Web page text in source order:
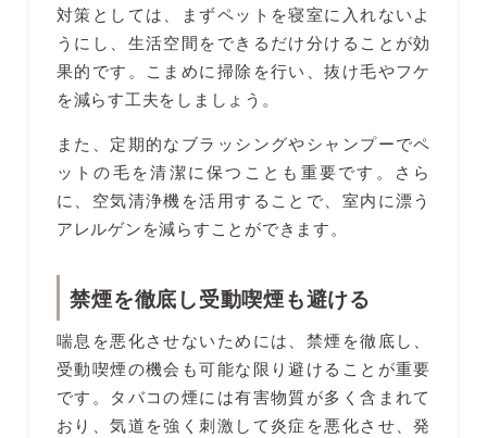
対策としては、まずペットを寝室に入れないよ
うにし、生活空間をできるだけ分けることが効
果的です。こまめに掃除を行い、抜け毛やフケ
を減らす工夫をしましょう。
また、定期的なブラッシングやシャンプーでペ
ットの毛を清潔に保つことも重要です。さら
に、空気清浄機を活用することで、室内に漂う
アレルゲンを減らすことができます。
禁煙を徹底し受動喫煙も避ける
喘息を悪化させないためには、禁煙を徹底し、
受動喫煙の機会も可能な限り避けることが重要
です。タバコの煙には有害物質が多く含まれて
おり、気道を強く刺激して炎症を悪化させ、発